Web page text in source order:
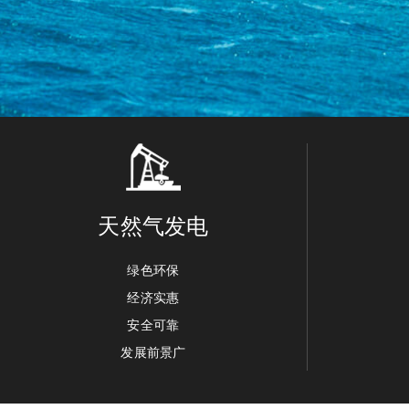
天然气发电
绿色环保
经济实惠
安全可靠
发展前景广